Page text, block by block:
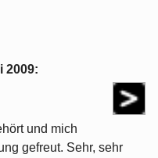
2009:
und mich
gefreut. Sehr, sehr